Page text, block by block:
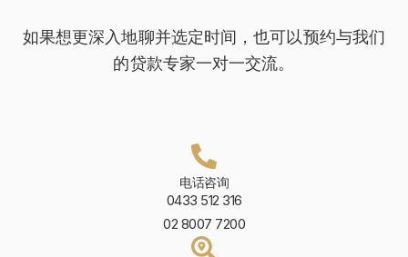
如果想更深入地聊并选定时间，也可以预约与我们
的贷款专家一对一交流。
电话咨询
0433 512 316
02 8007 7200